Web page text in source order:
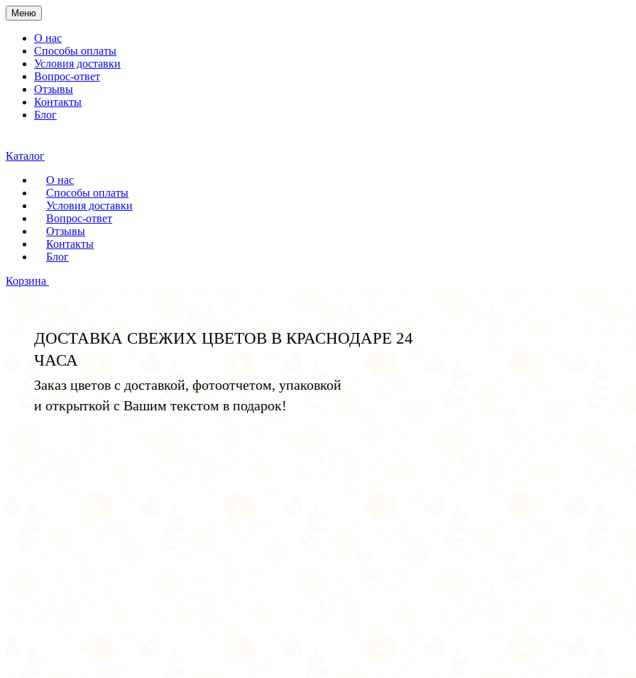
Меню
О нас
Способы оплаты
Условия доставки
Вопрос-ответ
Отзывы
Контакты
Блог
Каталог
О нас
Способы оплаты
Условия доставки
Вопрос-ответ
Отзывы
Контакты
Блог
Корзина
ДОСТАВКА СВЕЖИХ ЦВЕТОВ В КРАСНОДАРЕ 24
ЧАСА
Заказ цветов с доставкой, фотоотчетом, упаковкой
и открыткой с Вашим текстом в подарок!